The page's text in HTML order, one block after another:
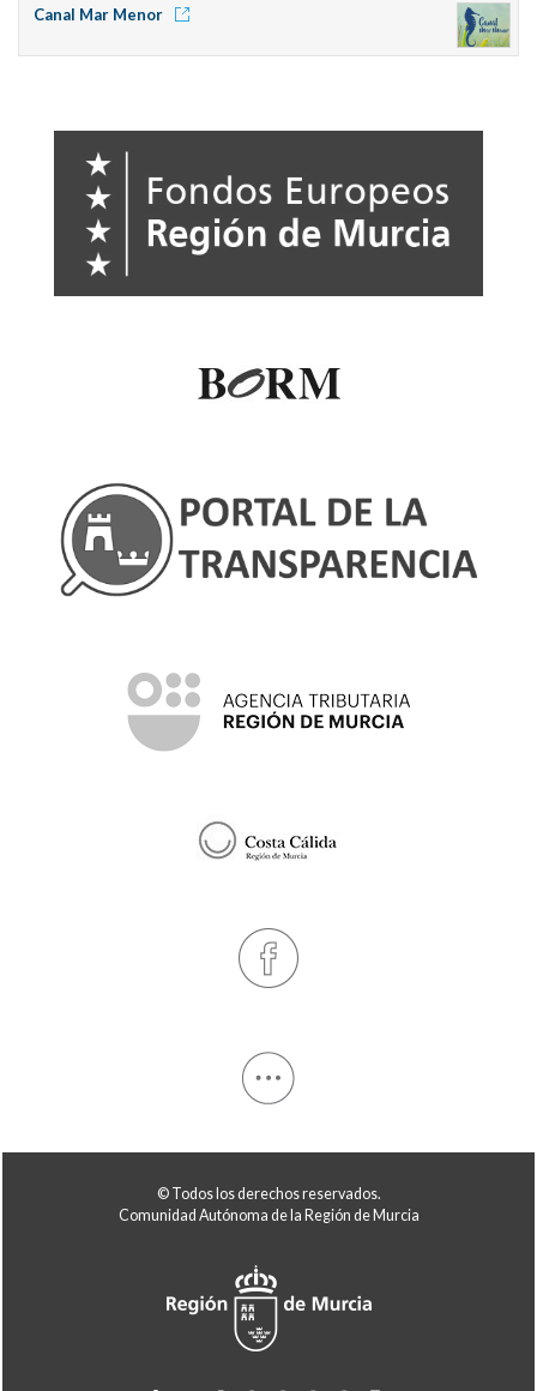
Canal Mar Menor
© Todos los derechos reservados.
Comunidad Autónoma de la Región de Murcia